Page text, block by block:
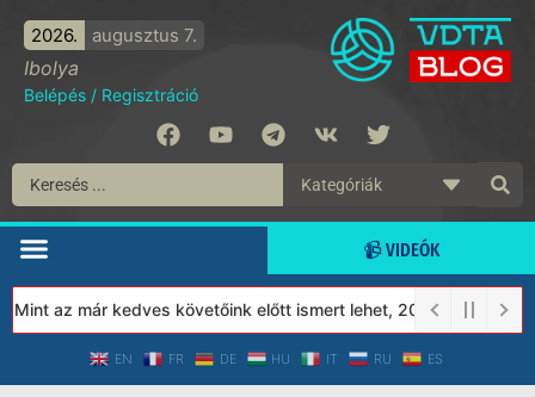
2026. augusztus 7.
Ibolya
Belépés / Regisztráció
📹 VIDEÓK
az már kedves követőink előtt ismert lehet, 2023-tól a
EN FR DE HU IT RU ES